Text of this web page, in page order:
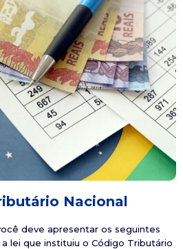
Nacional
deve apresentar os seguintes
lei que instituiu o Código Tributário